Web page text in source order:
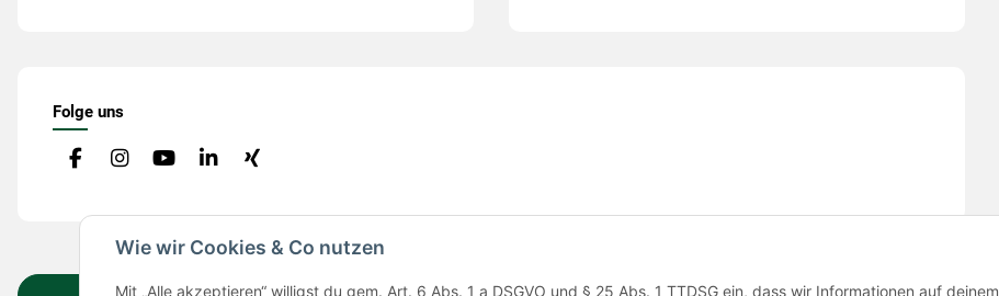
Wie wir Cookies & Co nutzen
Mit „Alle akzeptieren“ willigst du gem. Art. 6 Abs. 1 a DSGVO und § 25 Abs. 1 TTDSG ein, dass wir Informationen auf deinem
Folge uns